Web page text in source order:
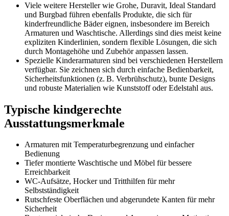
Viele weitere Hersteller wie Grohe, Duravit, Ideal Standard
und Burgbad führen ebenfalls Produkte, die sich für
kinderfreundliche Bäder eignen, insbesondere im Bereich
Armaturen und Waschtische. Allerdings sind dies meist keine
expliziten Kinderlinien, sondern flexible Lösungen, die sich
durch Montagehöhe und Zubehör anpassen lassen.
Spezielle Kinderarmaturen sind bei verschiedenen Herstellern
verfügbar. Sie zeichnen sich durch einfache Bedienbarkeit,
Sicherheitsfunktionen (z. B. Verbrühschutz), bunte Designs
und robuste Materialien wie Kunststoff oder Edelstahl aus.
Typische kindgerechte
Ausstattungsmerkmale
Armaturen mit Temperaturbegrenzung und einfacher
Bedienung
Tiefer montierte Waschtische und Möbel für bessere
Erreichbarkeit
WC-Aufsätze, Hocker und Tritthilfen für mehr
Selbstständigkeit
Rutschfeste Oberflächen und abgerundete Kanten für mehr
Sicherheit